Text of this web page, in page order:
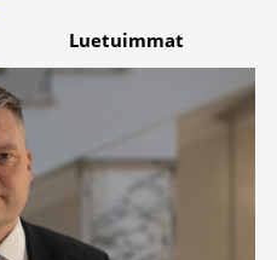
Luetuimmat